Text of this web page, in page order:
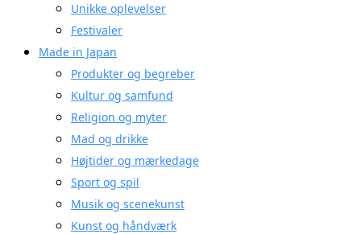
Unikke oplevelser
Festivaler
Made in Japan
Produkter og begreber
Kultur og samfund
Religion og myter
Mad og drikke
Højtider og mærkedage
Sport og spil
Musik og scenekunst
Kunst og håndværk